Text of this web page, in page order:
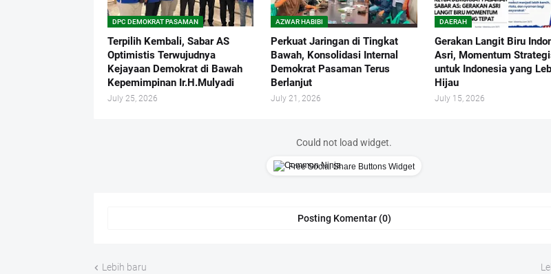
DPC DEMOKRAT PASAMAN
Terpilih Kembali, Sabar AS
Optimistis Terwujudnya
Kejayaan Demokrat di Bawah
Kepemimpinan Ir.H.Mulyadi
July 25, 2026
AZWAR HABIBI
Perkuat Jaringan di Tingkat
Bawah, Konsolidasi Internal
Demokrat Pasaman Terus
Berlanjut
July 21, 2026
DAERAH
Gerakan Langit Biru
Asri, Momentum
untuk Indonesia yang
Hijau
July 15, 2026
Could not load widget.
Free Social Share Buttons Widget
Posting Komentar (0)
Lebih baru